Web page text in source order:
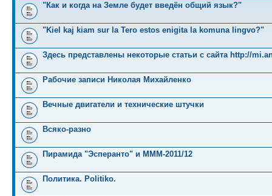
"Как и когда на Земле будет введён общий язык?"
"Kiel kaj kiam sur la Tero estos enigita la komuna lingvo?"
Здесь представлены некоторые статьи с сайта http://
Рабочие записи Николая Михайленко
Вечные двигатели и технические штучки
Всяко-разно
Пирамида "Эсперанто" и MMM-2011/12
Политика. Politiko.